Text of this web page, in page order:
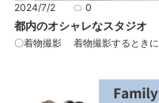
2024/7/2 0
都内のオシャレなスタジオ
〇着物撮影 着物撮影するときに